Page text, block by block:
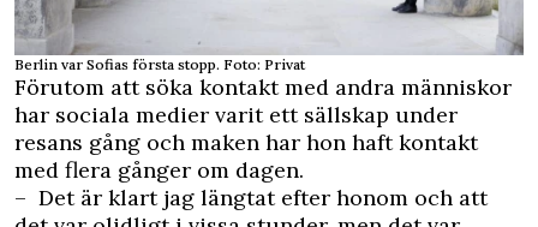
Berlin var Sofias första stopp. Foto: Privat
Förutom att söka kontakt med andra människor
har sociala medier varit ett sällskap under
resans gång och maken har hon haft kontakt
med flera gånger om dagen.
– Det är klart jag längtat efter honom och att